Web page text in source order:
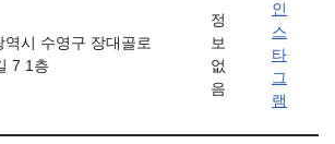
역시 수영구 장대골로
7 1층
정
보
없
음
인
스
타
그
램